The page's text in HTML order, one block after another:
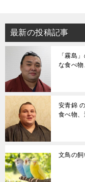
最新の投稿記事
「霧島
な食べ物
安青錦
食べ物、
文鳥の